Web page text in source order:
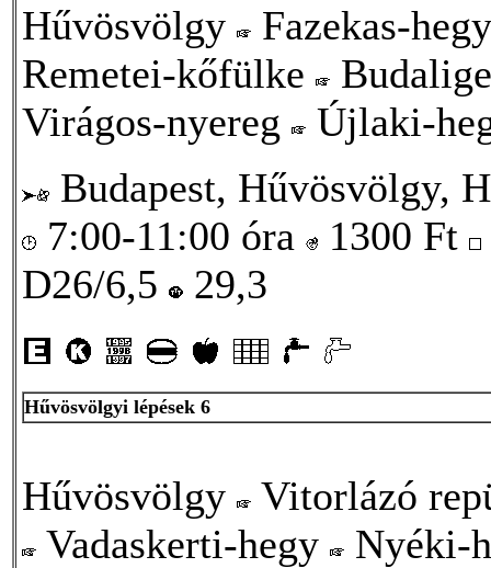
Hűvösvölgy
Fazekas-
Remetei-kőfülke
Virágos-nyereg
Újlaki-
Budapest, Hűvösvölgy,
7:00-11:00 óra
1300 Ft
D26/6,5
29,3
Hűvösvölgyi lépések 6
Hűvösvölgy
Vitorlázó
Vadaskerti-hegy
Nyéki-